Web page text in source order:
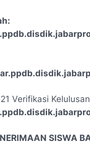
Verifikasi Kelulusan
SISWA